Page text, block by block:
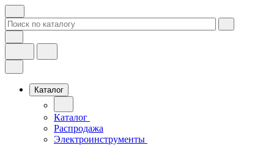
Каталог
Каталог
Распродажа
Электроинструменты